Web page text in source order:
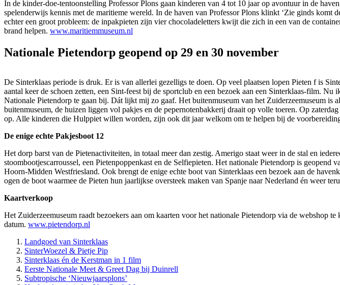
In de kinder-doe-tentoonstelling Professor Plons gaan kinderen van 4 tot 10 jaar op avontuur in de
spelenderwijs kennis met de maritieme wereld. In de haven van Professor Plons klinkt ‘Zie ginds komt
echter een groot probleem: de inpakpieten zijn vier chocoladeletters kwijt die zich in een van de
brand helpen. www.maritiemmuseum.nl
Nationale Pietendorp geopend op 29 en 30 november
De Sinterklaas periode is druk. Er is van allerlei gezelligs te doen. Op veel plaatsen lopen Pieten f is
aantal keer de schoen zetten, een Sint-feest bij de sportclub en een bezoek aan een Sinterklaas-film.
Nationale Pietendorp te gaan bij. Dát lijkt mij zo gaaf. Het buitenmuseum van het Zuiderzeemuseum
buitenmuseum, de huizen liggen vol pakjes en de pepernotenbakkerij draait op volle toeren. Op
op. Alle kinderen die Hulppiet willen worden, zijn ook dit jaar welkom om te helpen bij de
De enige echte Pakjesboot 12
Het dorp barst van de Pietenactiviteiten, in totaal meer dan zestig. Amerigo staat weer in de stal en
stoombootjescarroussel, een Pietenpoppenkast en de Selfiepieten. Het nationale Pietendorp is
Hoorn-Midden Westfriesland. Ook brengt de enige echte boot van Sinterklaas een bezoek aan de
ogen de boot waarmee de Pieten hun jaarlijkse oversteek maken van Spanje naar Nederland én weer
Kaartverkoop
Het Zuiderzeemuseum raadt bezoekers aan om kaarten voor het nationale Pietendorp via de webshop
datum. www.pietendorp.nl
Landgoed van Sinterklaas
SinterWoezel & Pietje Pip
Sinterklaas én de Kerstman in 1 film
Eerste Nationale Meet & Greet Dag bij Duinrell
Subtropische ‘Nieuwjaarsplons’